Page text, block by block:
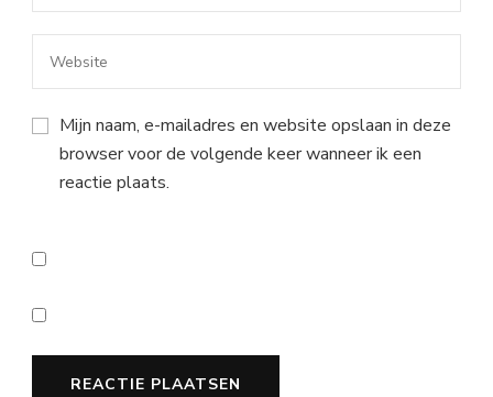
Mijn naam, e-mailadres en website opslaan in deze
browser voor de volgende keer wanneer ik een
reactie plaats.